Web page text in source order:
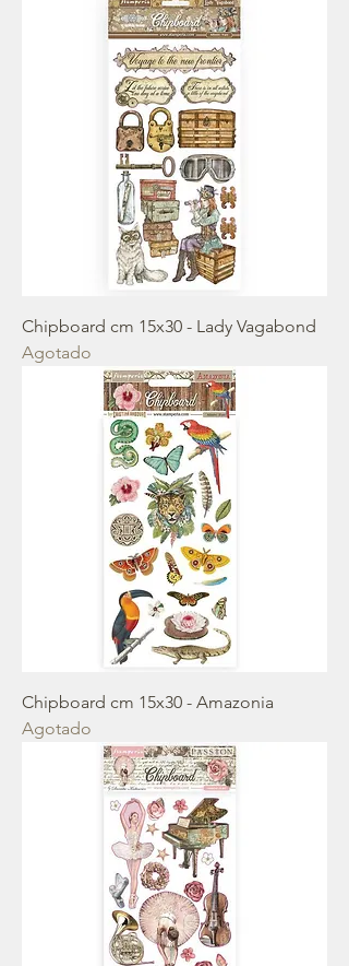
Chipboard cm 15x30 - Lady Vagabond
Agotado
Chipboard cm 15x30 - Amazonia
Agotado